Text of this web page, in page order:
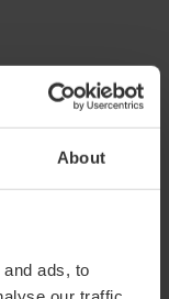
About
ads, to